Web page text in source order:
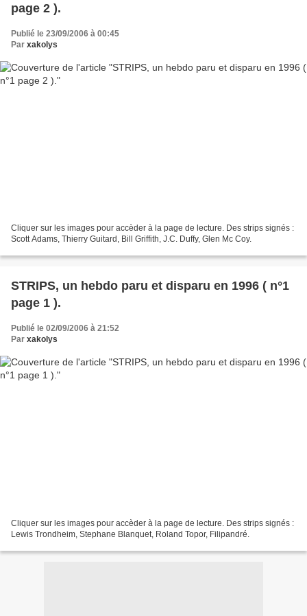
page 2 ).
Publié le 23/09/2006 à 00:45
Par xakolys
Cliquer sur les images pour accèder à la page de lecture. Des strips signés :
Scott Adams, Thierry Guitard, Bill Griffith, J.C. Duffy, Glen Mc Coy.
STRIPS, un hebdo paru et disparu en 1996 ( n°1
page 1 ).
Publié le 02/09/2006 à 21:52
Par xakolys
Cliquer sur les images pour accèder à la page de lecture. Des strips signés :
Lewis Trondheim, Stephane Blanquet, Roland Topor, Filipandré.